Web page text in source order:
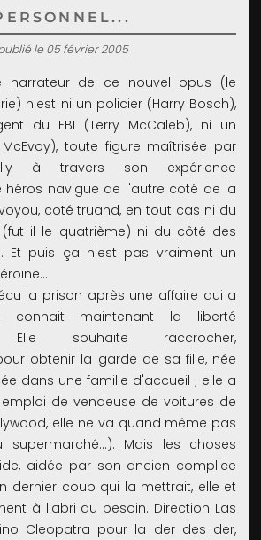
le 05 février 2005
narrateur de ce nouvel opus (le
n'est ni un policier (Harry Bosch),
du FBI (Terry McCaleb), ni un
toute figure maîtrisée par
à travers son expérience
héros navigue de l'autre coté de la
coté truand, en tout cas ni du
il le quatrième) ni du côté des
Et puis ça n'est pas vraiment un
la prison après une affaire qui a
maintenant la liberté
Elle souhaite raccrocher,
obtenir la garde de sa fille, née
dans une famille d'accueil ; elle a
de vendeuse de voitures de
elle ne va quand même pas
supermarché...). Mais les choses
aidée par son ancien complice
dernier coup qui la mettrait, elle et
à l'abri du besoin. Direction Las
Cleopatra pour la der des der,